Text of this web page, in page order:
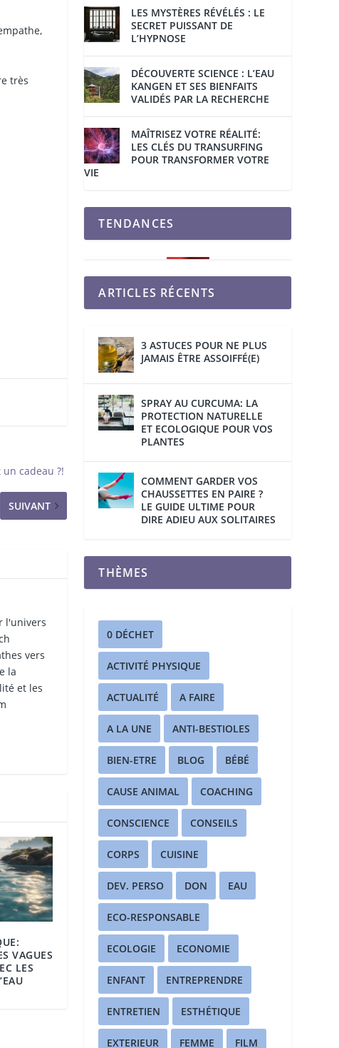
très
cadeau ?!
SUIVANT
l'univers
vers
la
et les
VAGUES
LES
LES MYSTÈRES RÉVÉLÉS : LE
SECRET PUISSANT DE
L’HYPNOSE
DÉCOUVERTE SCIENCE : L’EAU
KANGEN ET SES BIENFAITS
VALIDÉS PAR LA RECHERCHE
MAÎTRISEZ VOTRE RÉALITÉ:
LES CLÉS DU TRANSURFING
POUR TRANSFORMER VOTRE
VIE
TENDANCES
ARTICLES RÉCENTS
3 ASTUCES POUR NE PLUS
JAMAIS ÊTRE ASSOIFFÉ(E)
SPRAY AU CURCUMA: LA
PROTECTION NATURELLE
ET ECOLOGIQUE POUR VOS
PLANTES
COMMENT GARDER VOS
CHAUSSETTES EN PAIRE ?
LE GUIDE ULTIME POUR
DIRE ADIEU AUX SOLITAIRES
THÈMES
0 DÉCHET
ACTIVITÉ PHYSIQUE
ACTUALITÉ A FAIRE
A LA UNE ANTI-BESTIOLES
BIEN-ETRE BLOG BÉBÉ
CAUSE ANIMAL COACHING
CONSCIENCE CONSEILS
CORPS CUISINE
DEV. PERSO DON EAU
ECO-RESPONSABLE
ECOLOGIE ECONOMIE
ENFANT ENTREPRENDRE
ENTRETIEN ESTHÉTIQUE
EXTERIEUR FEMME FILM